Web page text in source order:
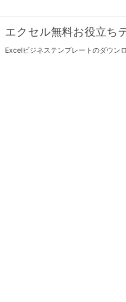
エクセル無料お役立ち
Excelビジネステンプレートのダウン